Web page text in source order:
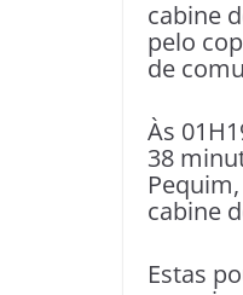
cabine
pelo
de
Às
38
cabine
Estas